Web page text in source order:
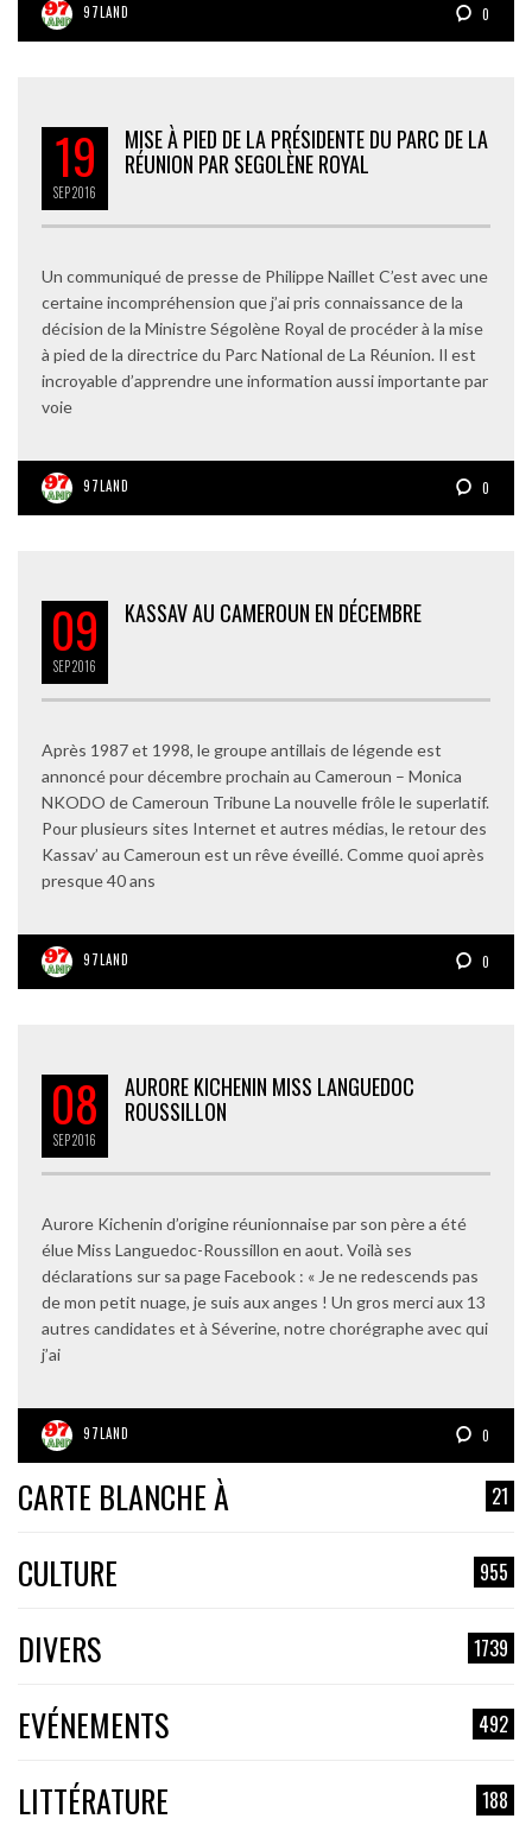
97LAND 0
19
SEP2016
MISE À PIED DE LA PRÉSIDENTE DU PARC DE LA
RÉUNION PAR SEGOLÈNE ROYAL
Un communiqué de presse de Philippe Naillet C’est avec une
certaine incompréhension que j’ai pris connaissance de la
décision de la Ministre Ségolène Royal de procéder à la mise
à pied de la directrice du Parc National de La Réunion. Il est
incroyable d’apprendre une information aussi importante par
voie
97LAND 0
09
SEP2016
KASSAV AU CAMEROUN EN DÉCEMBRE
Après 1987 et 1998, le groupe antillais de légende est
annoncé pour décembre prochain au Cameroun – Monica
NKODO de Cameroun Tribune La nouvelle frôle le superlatif.
Pour plusieurs sites Internet et autres médias, le retour des
Kassav’ au Cameroun est un rêve éveillé. Comme quoi après
presque 40 ans
97LAND 0
08
SEP2016
AURORE KICHENIN MISS LANGUEDOC
ROUSSILLON
Aurore Kichenin d’origine réunionnaise par son père a été
élue Miss Languedoc-Roussillon en aout. Voilà ses
déclarations sur sa page Facebook : « Je ne redescends pas
de mon petit nuage, je suis aux anges ! Un gros merci aux 13
autres candidates et à Séverine, notre chorégraphe avec qui
j’ai
97LAND 0
CARTE BLANCHE À 21
CULTURE 955
DIVERS 1739
EVÉNEMENTS 492
LITTÉRATURE 188